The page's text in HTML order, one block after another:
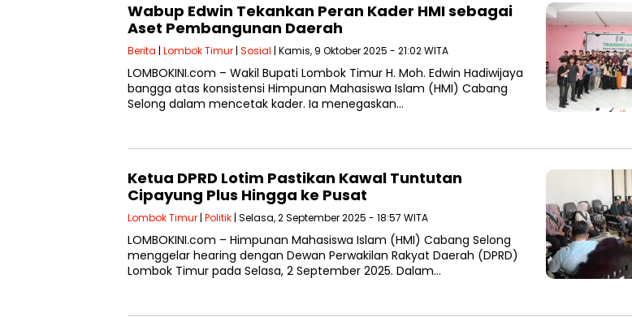
Wabup Edwin Tekankan Peran Kader HMI sebagai
Aset Pembangunan Daerah
Berita | Lombok Timur | Sosial | Kamis, 9 Oktober 2025 - 21:02 WITA
LOMBOKINI.com – Wakil Bupati Lombok Timur H. Moh. Edwin Hadiwijaya
bangga atas konsistensi Himpunan Mahasiswa Islam (HMI) Cabang
Selong dalam mencetak kader. Ia menegaskan…
Ketua DPRD Lotim Pastikan Kawal Tuntutan
Cipayung Plus Hingga ke Pusat
Lombok Timur | Politik | Selasa, 2 September 2025 - 18:57 WITA
LOMBOKINI.com – Himpunan Mahasiswa Islam (HMI) Cabang Selong
menggelar hearing dengan Dewan Perwakilan Rakyat Daerah (DPRD)
Lombok Timur pada Selasa, 2 September 2025. Dalam…